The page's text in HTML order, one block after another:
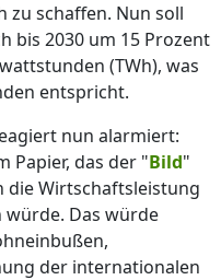
zu schaffen. Nun soll
bis 2030 um 15 Prozent
(TWh), was
entspricht.
nun alarmiert:
Papier, das der "Bild"
die Wirtschaftsleistung
Das würde
der internationalen